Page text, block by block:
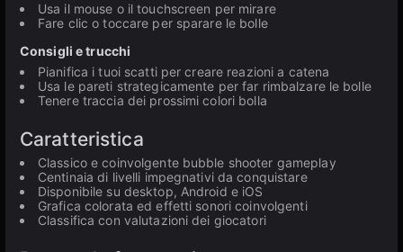
Usa il mouse o il touchscreen per mirare
Fare clic o toccare per sparare le bolle
Consigli e trucchi
Pianifica i tuoi scatti per creare reazioni a catena
Usa le pareti strategicamente per far rimbalzare le bolle
Tenere traccia dei prossimi colori bolla
Caratteristica
Classico e coinvolgente bubble shooter gameplay
Centinaia di livelli impegnativi da conquistare
Disponibile su desktop, Android e iOS
Grafica colorata ed effetti sonori coinvolgenti
Classifica con valutazioni dei giocatori